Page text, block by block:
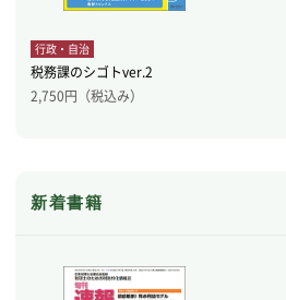
行政・自治
税務課のシゴトver.2
2,750円（税込み）
新着書籍